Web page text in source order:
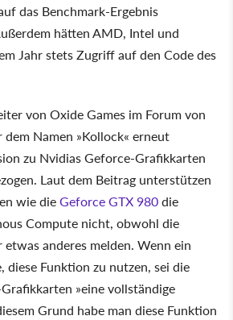
das Benchmark-Ergebnis
hätten AMD, Intel und
Jahr stets Zugriff auf den Code des
von Oxide Games im Forum von
Namen »Kollock« erneut
zu Nvidias Geforce-Grafikkarten
Laut dem Beitrag unterstützen
wie dieGeforce GTX 980die
Compute nicht, obwohl die
anderes melden. Wenn ein
diese Funktion zu nutzen, sei die
»eine vollständige
Grund habe man diese Funktion